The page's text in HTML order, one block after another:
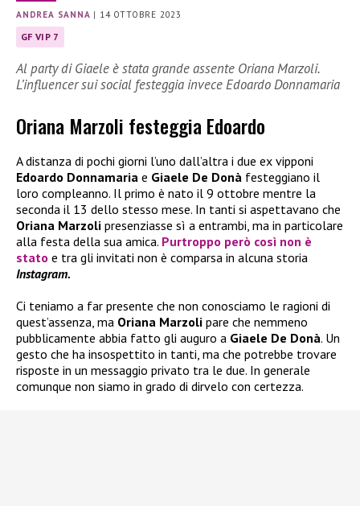
ANDREA SANNA | 14 OTTOBRE 2023
GF VIP 7
Al party di Giaele è stata grande assente Oriana Marzoli.
L’influencer sui social festeggia invece Edoardo Donnamaria
Oriana Marzoli festeggia Edoardo
A distanza di pochi giorni l’uno dall’altra i due ex vipponi
Edoardo Donnamaria e Giaele De Donà festeggiano il
loro compleanno. Il primo è nato il 9 ottobre mentre la
seconda il 13 dello stesso mese. In tanti si aspettavano che
Oriana Marzoli presenziasse sì a entrambi, ma in particolare
alla festa della sua amica. Purtroppo però così non è
stato e tra gli invitati non è comparsa in alcuna storia
Instagram.
Ci teniamo a far presente che non conosciamo le ragioni di
quest’assenza, ma Oriana Marzoli pare che nemmeno
pubblicamente abbia fatto gli auguro a Giaele De Donà. Un
gesto che ha insospettito in tanti, ma che potrebbe trovare
risposte in un messaggio privato tra le due. In generale
comunque non siamo in grado di dirvelo con certezza.